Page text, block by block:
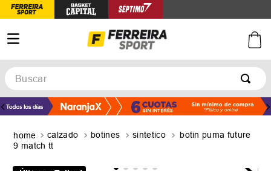
Buscar
calzado botines sintetico
botin puma future
9 match tt
TÉRMINOS MÁS BUSCADOS
2.
zapatillas